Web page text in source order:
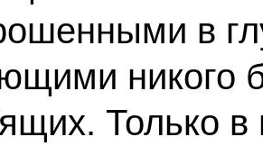
в
никого
Только в